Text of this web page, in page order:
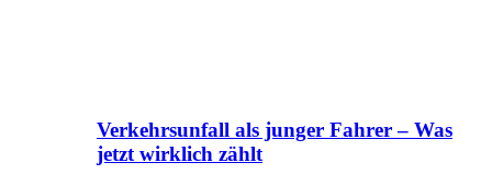
Verkehrsunfall als junger Fahrer – Was
jetzt wirklich zählt